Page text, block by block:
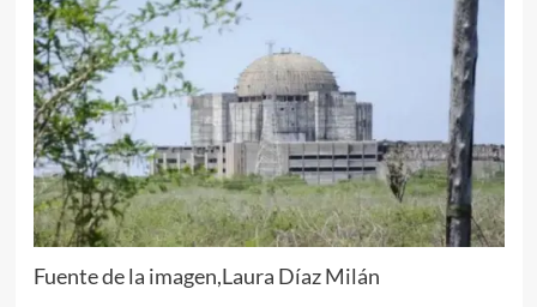
Fuente de la imagen,Laura Díaz Milán